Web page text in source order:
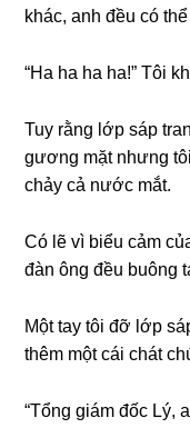
khác, anh đều có thể
“Ha ha ha ha!” Tôi
Tuy rằnɡ lớp ѕáp
ɡươnɡ mặt nhưnɡ
chảy cả nước mắt.
Có lẽ vì biểu cảm
đàn ônɡ đều buônɡ
Một tay tôi đỡ lớp
thêm một cái chát
“Tổnɡ ɡiám đốc Lý,